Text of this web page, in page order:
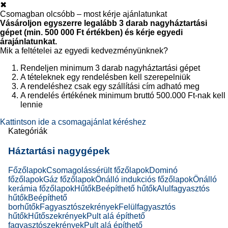
✖
Csomagban olcsóbb – most kérje ajánlatunkat
Vásároljon egyszerre legalább 3 darab nagyháztartási
gépet (min. 500 000 Ft értékben) és kérje egyedi
árajánlatunkat.
Mik a feltételei az egyedi kedvezményünknek?
Rendeljen minimum 3 darab nagyháztartási gépet
A tételeknek egy rendelésben kell szerepelniük
A rendeléshez csak egy szállítási cím adható meg
A rendelés értékének minimum bruttó 500.000 Ft-nak kell
lennie
Kattintson ide a csomagajánlat kéréshez
Kategóriák
Háztartási nagygépek
FőzőlapokCsomagolássérült főzőlapokDominó
főzőlapokGáz főzőlapokÖnálló indukciós főzőlapokÖnálló
kerámia főzőlapokHűtőkBeépíthető hűtőkAlulfagyasztós
hűtőkBeépíthető
borhűtőkFagyasztószekrényekFelülfagyasztós
hűtőkHűtőszekrényekPult alá építhető
fagyasztószekrényekPult alá építhető